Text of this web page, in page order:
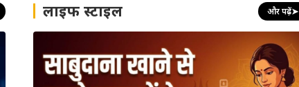
लाइफ स्टाइल और पढ़ें➤